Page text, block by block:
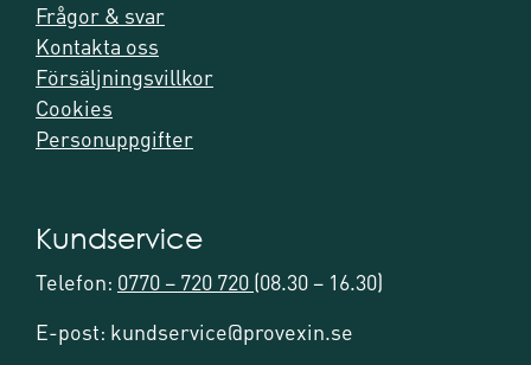
Frågor & svar
Kontakta oss
Försäljningsvillkor
Cookies
Personuppgifter
Kundservice
Telefon: 0770 – 720 720 (08.30 – 16.30)
E-post: kundservice@provexin.se